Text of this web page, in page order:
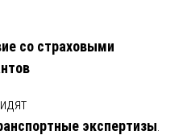
со страховыми
экспертизы